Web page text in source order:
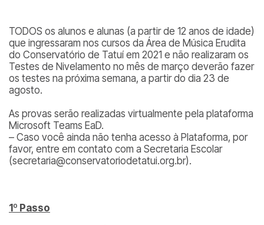
TODOS os alunos e alunas (a partir de 12 anos de idade)
que ingressaram nos cursos da Área de Música Erudita
do Conservatório de Tatuí em 2021 e não realizaram os
Testes de Nivelamento no mês de março deverão fazer
os testes na próxima semana, a partir do dia 23 de
agosto.
As provas serão realizadas virtualmente pela plataforma
Microsoft Teams EaD.
– Caso você ainda não tenha acesso à Plataforma, por
favor, entre em contato com a Secretaria Escolar
(secretaria@conservatoriodetatui.org.br).
1º Passo